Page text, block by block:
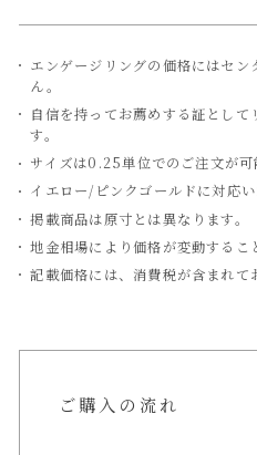
エンゲージリングの価格にはセ
ん。
自信を持ってお薦めする証とし
す。
サイズは0.25単位でのご注文が可
イエロー/ピンクゴールドに対応い
掲載商品は原寸とは異なります。
地金相場により価格が変動するこ
記載価格には、消費税が含まれて
ご購入の流れ